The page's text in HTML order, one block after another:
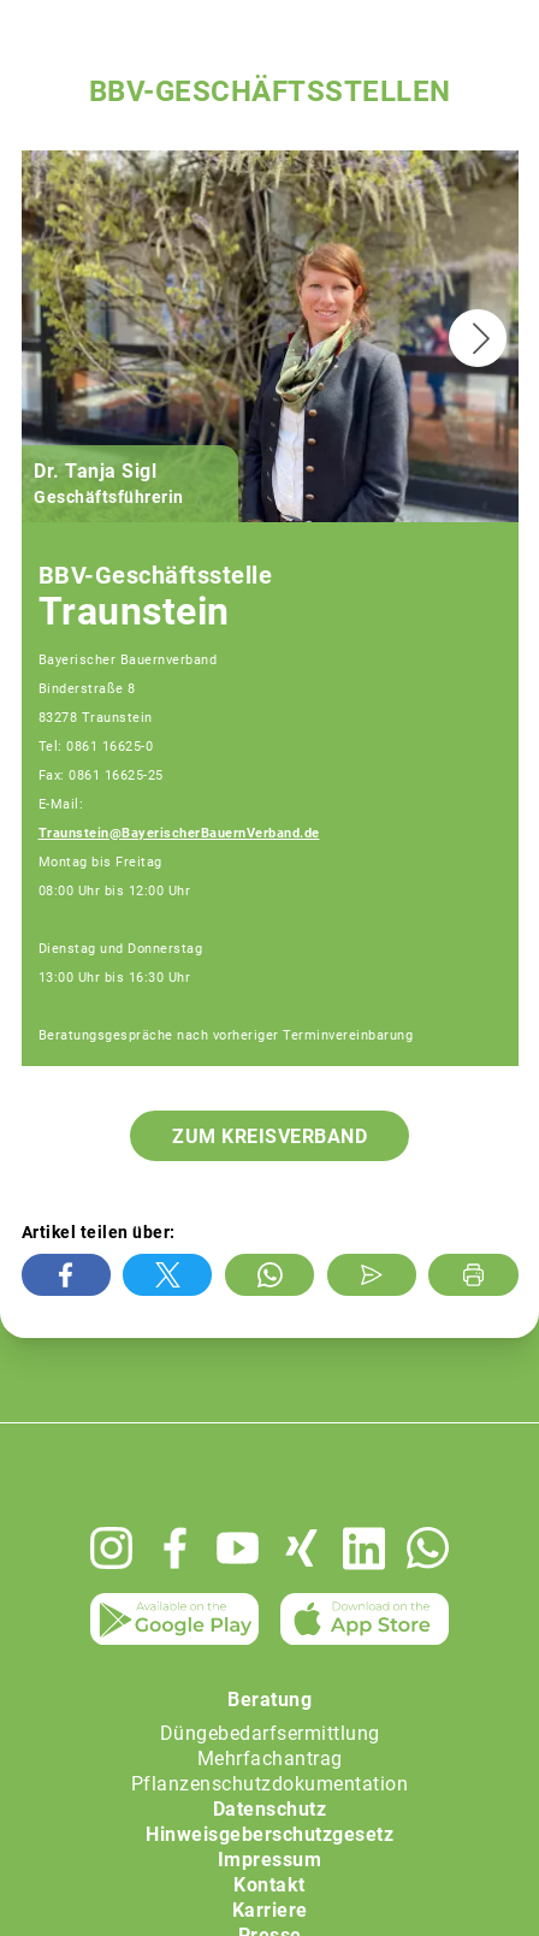
BBV-GESCHÄFTSSTELLEN
Dr. Tanja Sigl
Geschäftsführerin
BBV-Geschäftsstelle
Traunstein
Bayerischer Bauernverband
Binderstraße 8
83278 Traunstein
Tel: 0861 16625-0
Fax: 0861 16625-25
E-Mail:
Traunstein@BayerischerBauernVerband.de
Montag bis Freitag
08:00 Uhr bis 12:00 Uhr
Dienstag und Donnerstag
13:00 Uhr bis 16:30 Uhr
Beratungsgespräche nach vorheriger Terminvereinbarung
ZUM KREISVERBAND
Artikel teilen über:
Beratung
Düngebedarfsermittlung
Mehrfachantrag
Pflanzenschutzdokumentation
Datenschutz
Hinweisgeberschutzgesetz
Impressum
Kontakt
Karriere